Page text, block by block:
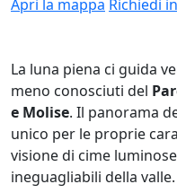
Apri la mappa Richiedi
La luna piena ci guida
meno conosciuti del
e Molise. Il panorama
unico per le proprie
visione di cime
ineguagliabili della valle.